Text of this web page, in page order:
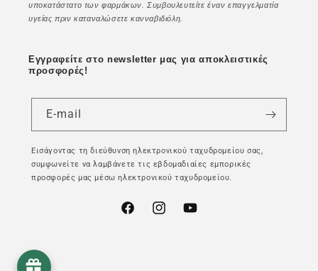
υποκατάστατο των φαρμάκων. Συμβουλευτείτε έναν επαγγελματία
υγείας πριν καταναλώσετε κανναβιδιόλη.
Εγγραφείτε στο newsletter μας για αποκλειστικές
προσφορές!
E-mail
Εισάγοντας τη διεύθυνση ηλεκτρονικού ταχυδρομείου σας,
συμφωνείτε να λαμβάνετε τις εβδομαδιαίες εμπορικές
προσφορές μας μέσω ηλεκτρονικού ταχυδρομείου.
FacebookInstagramYouTube